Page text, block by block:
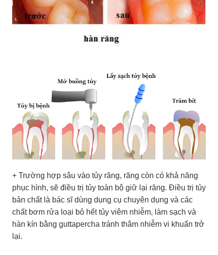
+ Trường hợp sâu vào tủy răng, răng còn có khả năng
phục hình, sẽ điều trị tủy toàn bộ giữ lại răng. Điều trị tủy
bản chất là bác sĩ dùng dụng cụ chuyên dụng và các
chất bơm rửa loại bỏ hết tủy viêm nhiễm, làm sạch và
hàn kín bằng guttapercha tránh thâm nhiễm vi khuẩn trở
lại.